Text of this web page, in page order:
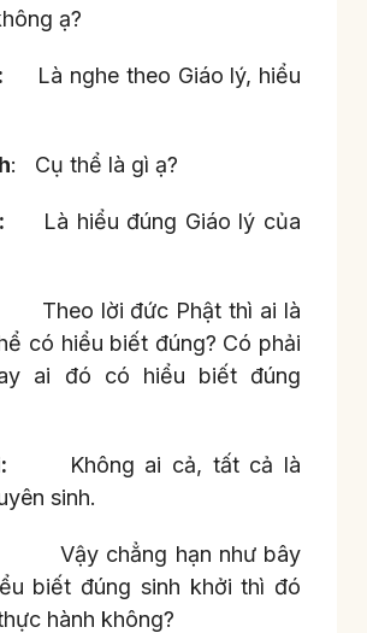
ạ?
Là nghe theo Giáo lý, hiểu
: Cụ thể là gì ạ?
Là hiểu đúng Giáo lý của
lời đức Phật thì ai là
có hiểu biết đúng? Có phải
ai đó có hiểu biết đúng
Không ai cả, tất cả là
sinh.
chẳng hạn như bây
biết đúng sinh khởi thì đó
hành không?